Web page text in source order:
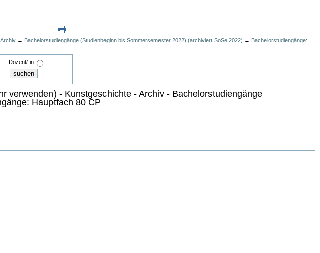
→ Bachelorstudiengänge (Studienbeginn bis Sommersemester 2022) (archiviert SoSe 2022) → Bachelorstudiengänge:
Dozent/-in
verwenden) - Kunstgeschichte - Archiv - Bachelorstudiengänge
Hauptfach 80 CP